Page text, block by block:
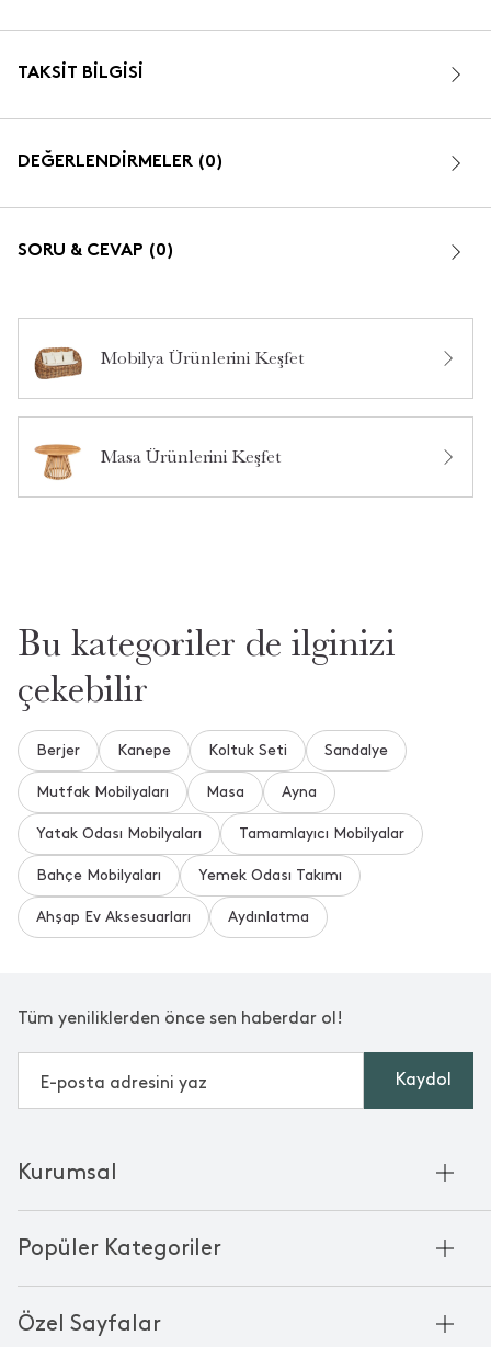
TAKSIT BILGISI
DEĞERLENDİRMELER (0)
SORU & CEVAP (0)
Mobilya Ürünlerini Keşfet
Masa Ürünlerini Keşfet
Bu kategoriler de ilginizi
çekebilir
Berjer Kanepe Koltuk Seti Sandalye
Mutfak Mobilyaları Masa Ayna
Yatak Odası Mobilyaları Tamamlayıcı Mobilyalar
Bahçe Mobilyaları Yemek Odası Takımı
Ahşap Ev Aksesuarları Aydınlatma
Tüm yeniliklerden önce sen haberdar ol!
Kaydol
Popüler Kategoriler
Bornoz
Özel Sayfalar
Kurumsal
Kurumsal Satış
Chakra Manifesto
Mağazalarımız